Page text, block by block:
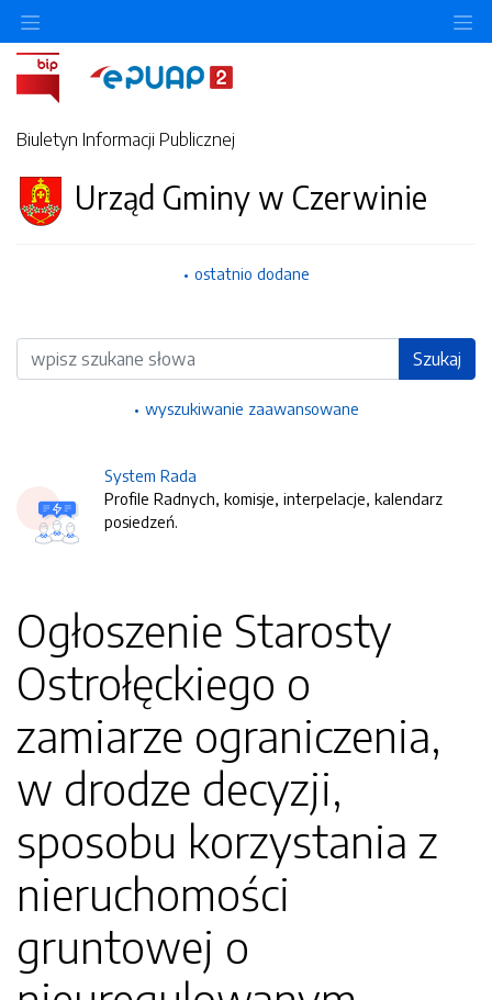
Biuletyn Informacji Publicznej
Urząd Gminy w Czerwinie
ostatnio dodane
Wyszukiwarka Szukaj
wyszukiwanie zaawansowane
System Rada
Profile Radnych, komisje, interpelacje, kalendarz
posiedzeń.
Ogłoszenie Starosty
Ostrołęckiego o
zamiarze ograniczenia,
w drodze decyzji,
sposobu korzystania z
nieruchomości
gruntowej o